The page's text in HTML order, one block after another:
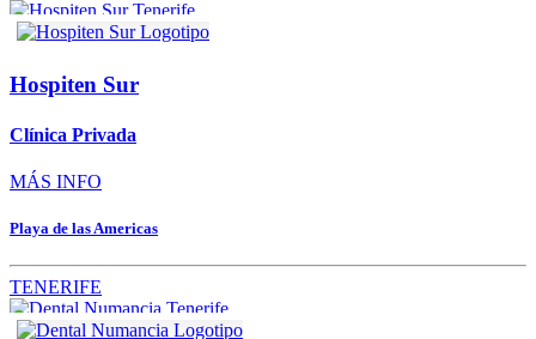
Hospiten Sur
Clínica Privada
MÁS INFO
Playa de las Americas
TENERIFE